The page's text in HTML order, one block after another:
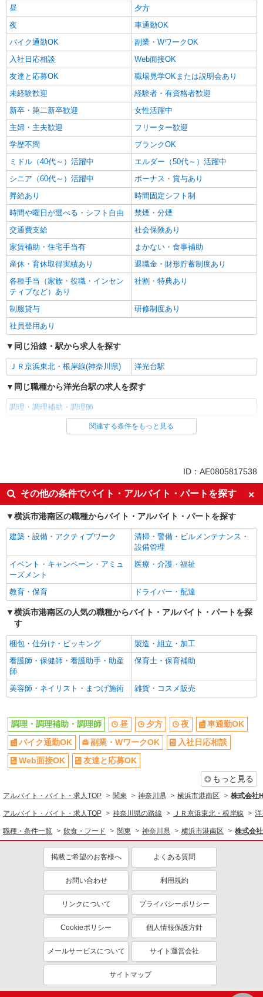
昼
夕方
夜
車通勤OK
バイク通勤OK
副業・WワークOK
入社日応相談
Web面接OK
友達と応募OK
職場見学OKまたは説明会あり
未経験歓迎
経験者・有資格者歓迎
新卒・第二新卒歓迎
女性活躍中
主婦・主夫歓迎
フリーター歓迎
学歴不問
ブランクOK
ミドル（40代～）活躍中
エルダー（50代～）活躍中
シニア（60代～）活躍中
ボーナス・賞与あり
昇給あり
時間固定シフト制
時間や曜日が選べる・シフト自由
禁煙・分煙
交通費支給
社会保険あり
家賃補助・住宅手当有
まかない・食事補助
産休・育休取得実績あり
退職金・財形貯蓄制度あり
各種手当（家族・役職・インセン
ティブなど）あり
社割・特典あり
制服貸与
研修制度あり
社員登用あり
同じ沿線・駅から求人を探す
ＪＲ京浜東北・根岸線(神奈川県) 洋光台駅
同じ職種から洋光台駅の求人を探す
調理・調理補助・調理師
同じ雇用形態から洋光台駅の求人を探す
昼
夕方
夜
車通勤OK
バイク通勤OK
副業・WワークOK
入社日応相談
Web面接OK
友達と応募OK
職場見学OKまたは説明会あり
未経験歓迎
新卒・第二新卒歓迎
女性活躍中
主婦・主夫歓迎
フリーター歓迎
学歴不問
ミドル（40代～）活躍中
エルダー（50代～）活躍中
シニア（60代～）活躍中
ボーナス・賞与あり
昇給あり
時間や曜日が選べる・シフト自由
禁煙・分煙
家賃補助・住宅手当有
まかない・食事補助
産休・育休取得実績あり
退職金・財形貯蓄制度あり
各種手当（家族・役職・インセン
社割・特典あり
同じ職種から求人を探す
飲食・フード
調理・調理補助・調理師
同じ特徴から求人を探す
副業・WワークOK
ミドル（40代～）活躍中
ボーナス・賞与あり
交通費支給
社会保険あり
まかない・食事補助
社員登用あり
関連する条件をもっと見る
ID：AE0805817538
その他の条件でバイト・アルバイト・パートを探す
横浜市港南区の職種からバイト・アルバイト・パートを探す
建築・設備・アクティブワーク
清掃・警備・ビルメンテナンス・
設備管理
イベント・キャンペーン・アミュ
ーズメント
医療・介護・福祉
教育・保育 ドライバー・配達
横浜市港南区の人気の職種からバイト・アルバイト・パートを探
す
梱包・仕分け・ピッキング
製造・組立・加工
看護師・保健師・看護助手・助産
師
保育士・保育補助
美容師・ネイリスト・まつげ施術 雑貨・コスメ販売
調理・調理補助・調理師 昼 夕方 夜
車通勤OK
バイク通勤OK
副業・WワークOK
入社日応相談
Web面接OK
友達と応募OK
もっと見る
アルバイト・バイト・求人TOP 関東 神奈川県 横浜市港南区 株式会社
アルバイト・バイト・求人TOP 神奈川県の路線 ＪＲ京浜東北・根岸線
職種・条件一覧 飲食・フード 関東 神奈川県 横浜市港南区 株式会
掲載ご希望のお客様へ よくある質問
お問い合わせ 利用規約
リンクについて プライバシーポリシー
Cookieポリシー 個人情報保護方針
メールサービスについて サイト運営会社
サイトマップ